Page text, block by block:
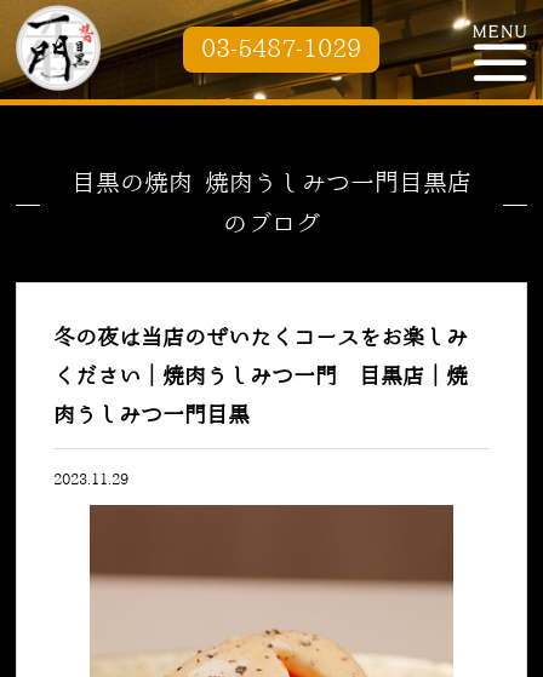
03-5487-1029
目黒の焼肉 焼肉うしみつ一門目黒店
のブログ
冬の夜は当店のぜいたくコースをお楽しみ
ください｜焼肉うしみつ一門 目黒店｜焼
肉うしみつ一門目黒
2023.11.29